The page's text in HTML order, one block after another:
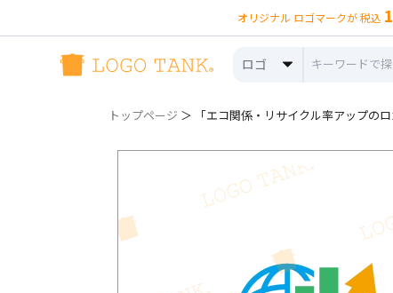
オリジナル ロゴマークが 税込
ロゴ
トップページ ＞ 「エコ関係・リサイクル率アップのロ